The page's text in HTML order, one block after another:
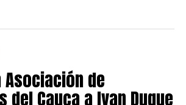
de
del Cauca a Ivan Duque